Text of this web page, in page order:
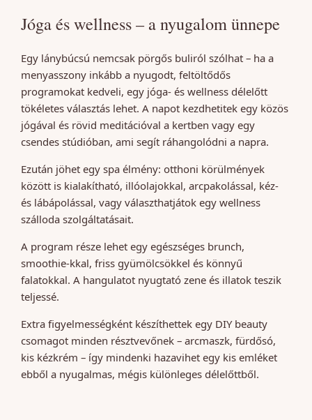
Jóga és wellness – a nyugalom ünnepe
Egy lánybúcsú nemcsak pörgős buliról szólhat – ha a
menyasszony inkább a nyugodt, feltöltődős
programokat kedveli, egy jóga- és wellness délelőtt
tökéletes választás lehet. A napot kezdhetitek egy közös
jógával és rövid meditációval a kertben vagy egy
csendes stúdióban, ami segít ráhangolódni a napra.
Ezután jöhet egy spa élmény: otthoni körülmények
között is kialakítható, illóolajokkal, arcpakolással, kéz-
és lábápolással, vagy választhatjátok egy wellness
szálloda szolgáltatásait.
A program része lehet egy egészséges brunch,
smoothie-kkal, friss gyümölcsökkel és könnyű
falatokkal. A hangulatot nyugtató zene és illatok teszik
teljessé.
Extra figyelmességként készíthettek egy DIY beauty
csomagot minden résztvevőnek – arcmaszk, fürdősó,
kis kézkrém – így mindenki hazavihet egy kis emléket
ebből a nyugalmas, mégis különleges délelőttből.